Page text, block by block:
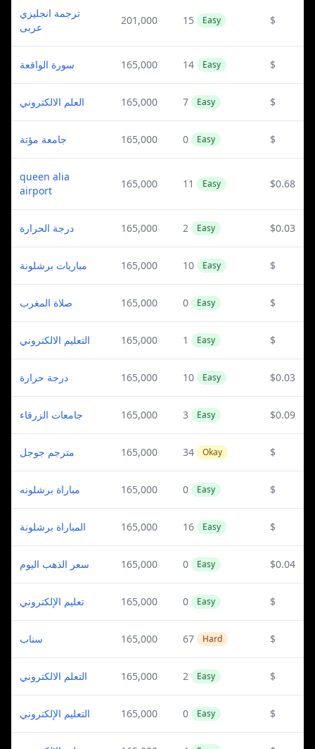
ترجمة انجليزي
عربى
201,000 15 Easy $
سورة الواقعة 165,000 14 Easy $
العلم الالكتروني 165,000 7 Easy $
جامعة مؤتة 165,000 0 Easy $
queen alia
airport
165,000 11 Easy $0.68
درجة الحرارة 165,000 2 Easy $0.03
مباريات برشلونة 165,000 10 Easy $
صلاة المغرب 165,000 0 Easy $
التعليم الالكتروني 165,000 1 Easy $
درجة حرارة 165,000 10 Easy $0.03
جامعات الزرقاء 165,000 3 Easy $0.09
مترجم جوجل 165,000 34 Okay $
مباراة برشلونه 165,000 0 Easy $
المباراة برشلونة 165,000 16 Easy $
سعر الذهب اليوم 165,000 0 Easy $0.04
تعليم الإلكتروني 165,000 0 Easy $
سناب 165,000 67 Hard $
التعلم الالكتروني 165,000 2 Easy $
التعليم الإلكتروني 165,000 0 Easy $